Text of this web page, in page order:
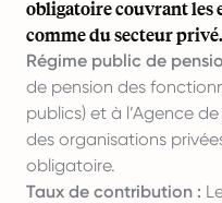
obligatoire couvrant les
comme du secteur privé.
Régime public de
de pension des
publics) et à l’Agence
des organisations
obligatoire.
Taux de contribution :